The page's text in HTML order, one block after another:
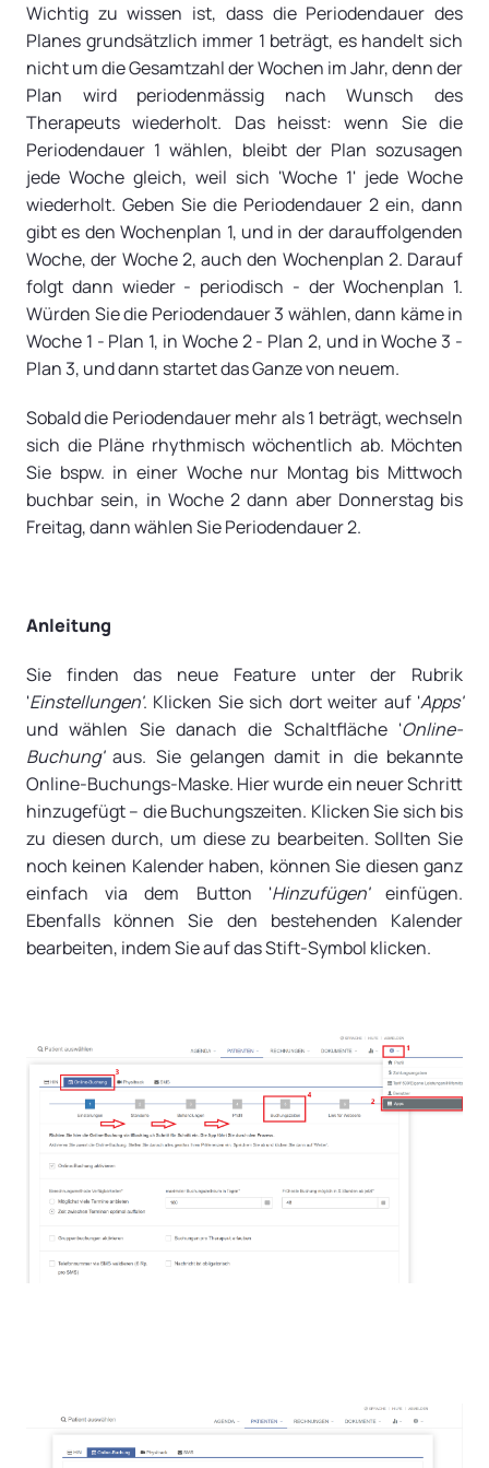
Wichtig zu wissen ist, dass die Periodendauer des
Planes grundsätzlich immer 1 beträgt, es handelt sich
nicht um die Gesamtzahl der Wochen im Jahr, denn der
Plan wird periodenmässig nach Wunsch des
Therapeuts wiederholt. Das heisst: wenn Sie die
Periodendauer 1 wählen, bleibt der Plan sozusagen
jede Woche gleich, weil sich 'Woche 1' jede Woche
wiederholt. Geben Sie die Periodendauer 2 ein, dann
gibt es den Wochenplan 1, und in der darauffolgenden
Woche, der Woche 2, auch den Wochenplan 2. Darauf
folgt dann wieder - periodisch - der Wochenplan 1.
Würden Sie die Periodendauer 3 wählen, dann käme in
Woche 1 - Plan 1, in Woche 2 - Plan 2, und in Woche 3 -
Plan 3, und dann startet das Ganze von neuem.
Sobald die Periodendauer mehr als 1 beträgt, wechseln
sich die Pläne rhythmisch wöchentlich ab. Möchten
Sie bspw. in einer Woche nur Montag bis Mittwoch
buchbar sein, in Woche 2 dann aber Donnerstag bis
Freitag, dann wählen Sie Periodendauer 2.
Anleitung
Sie finden das neue Feature unter der Rubrik
'Einstellungen'. Klicken Sie sich dort weiter auf 'Apps'
und wählen Sie danach die Schaltfläche 'Online-
Buchung'aus. Sie gelangen damit in die bekannte
Online-Buchungs-Maske. Hier wurde ein neuer Schritt
hinzugefügt – die Buchungszeiten. Klicken Sie sich bis
zu diesen durch, um diese zu bearbeiten. Sollten Sie
noch keinen Kalender haben, können Sie diesen ganz
einfach via dem Button 'Hinzufügen'einfügen.
Ebenfalls können Sie den bestehenden Kalender
bearbeiten, indem Sie auf das Stift-Symbol klicken.